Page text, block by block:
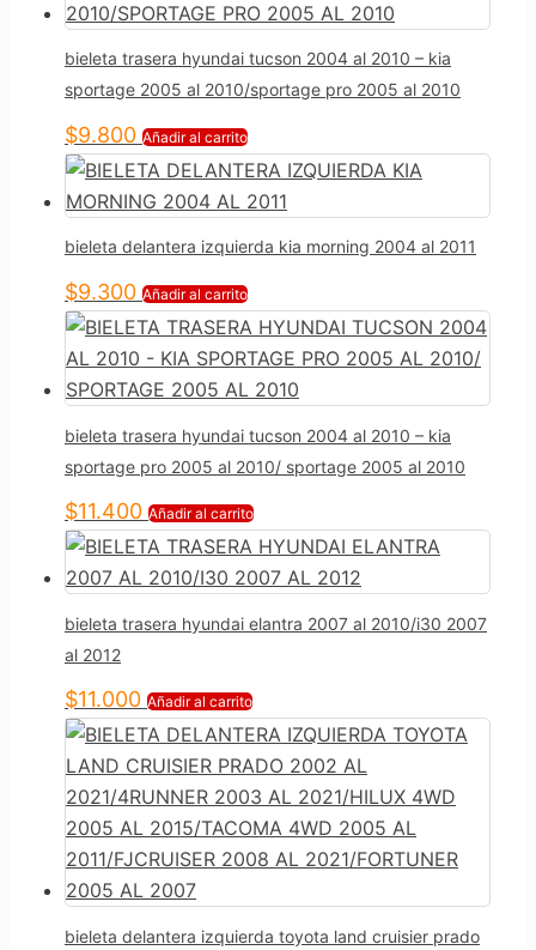
bieleta trasera hyundai tucson 2004 al 2010 – kia
sportage 2005 al 2010/sportage pro 2005 al 2010
$9.800 Añadir al carrito
bieleta delantera izquierda kia morning 2004 al 2011
$9.300 Añadir al carrito
bieleta trasera hyundai tucson 2004 al 2010 – kia
sportage pro 2005 al 2010/ sportage 2005 al 2010
$11.400 Añadir al carrito
bieleta trasera hyundai elantra 2007 al 2010/i30 2007
al 2012
$11.000 Añadir al carrito
bieleta delantera izquierda toyota land cruisier prado